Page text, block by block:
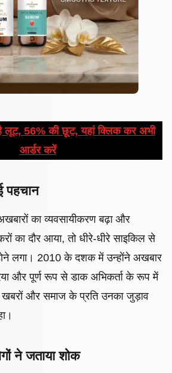
लूट, 56% की छूट, यहां क्लिक कर अभी
आर्डर करें
पहचान
का व्यवसायीकरण बढ़ा और
का दौर आया, तो धीरे-धीरे साइकिल से
लगा। 2010 के दशक में उन्होंने अखबार
और पूर्ण रूप से डाक अभिकर्ता के रूप में
खबरों और समाज के प्रति उनका जुड़ाव
ने जताया शोक